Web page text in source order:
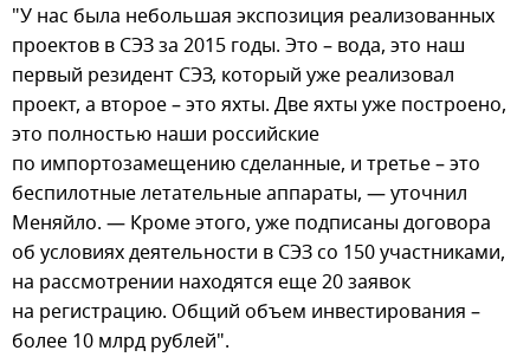
"У нас была небольшая экспозиция реализованных
проектов в СЭЗ за 2015 годы. Это – вода, это наш
первый резидент СЭЗ, который уже реализовал
проект, а второе – это яхты. Две яхты уже построено,
это полностью наши российские
по импортозамещению сделанные, и третье – это
беспилотные летательные аппараты, — уточнил
Меняйло. — Кроме этого, уже подписаны договора
об условиях деятельности в СЭЗ со 150 участниками,
на рассмотрении находятся еще 20 заявок
на регистрацию. Общий объем инвестирования –
более 10 млрд рублей".